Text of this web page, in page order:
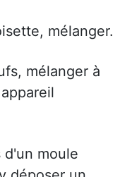
mélanger.
mélanger à
d'un moule